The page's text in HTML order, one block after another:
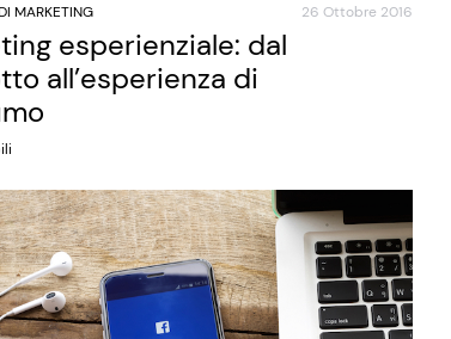
MARKETING 26 Ottobre 2016
esperienziale: dal
all’esperienza di